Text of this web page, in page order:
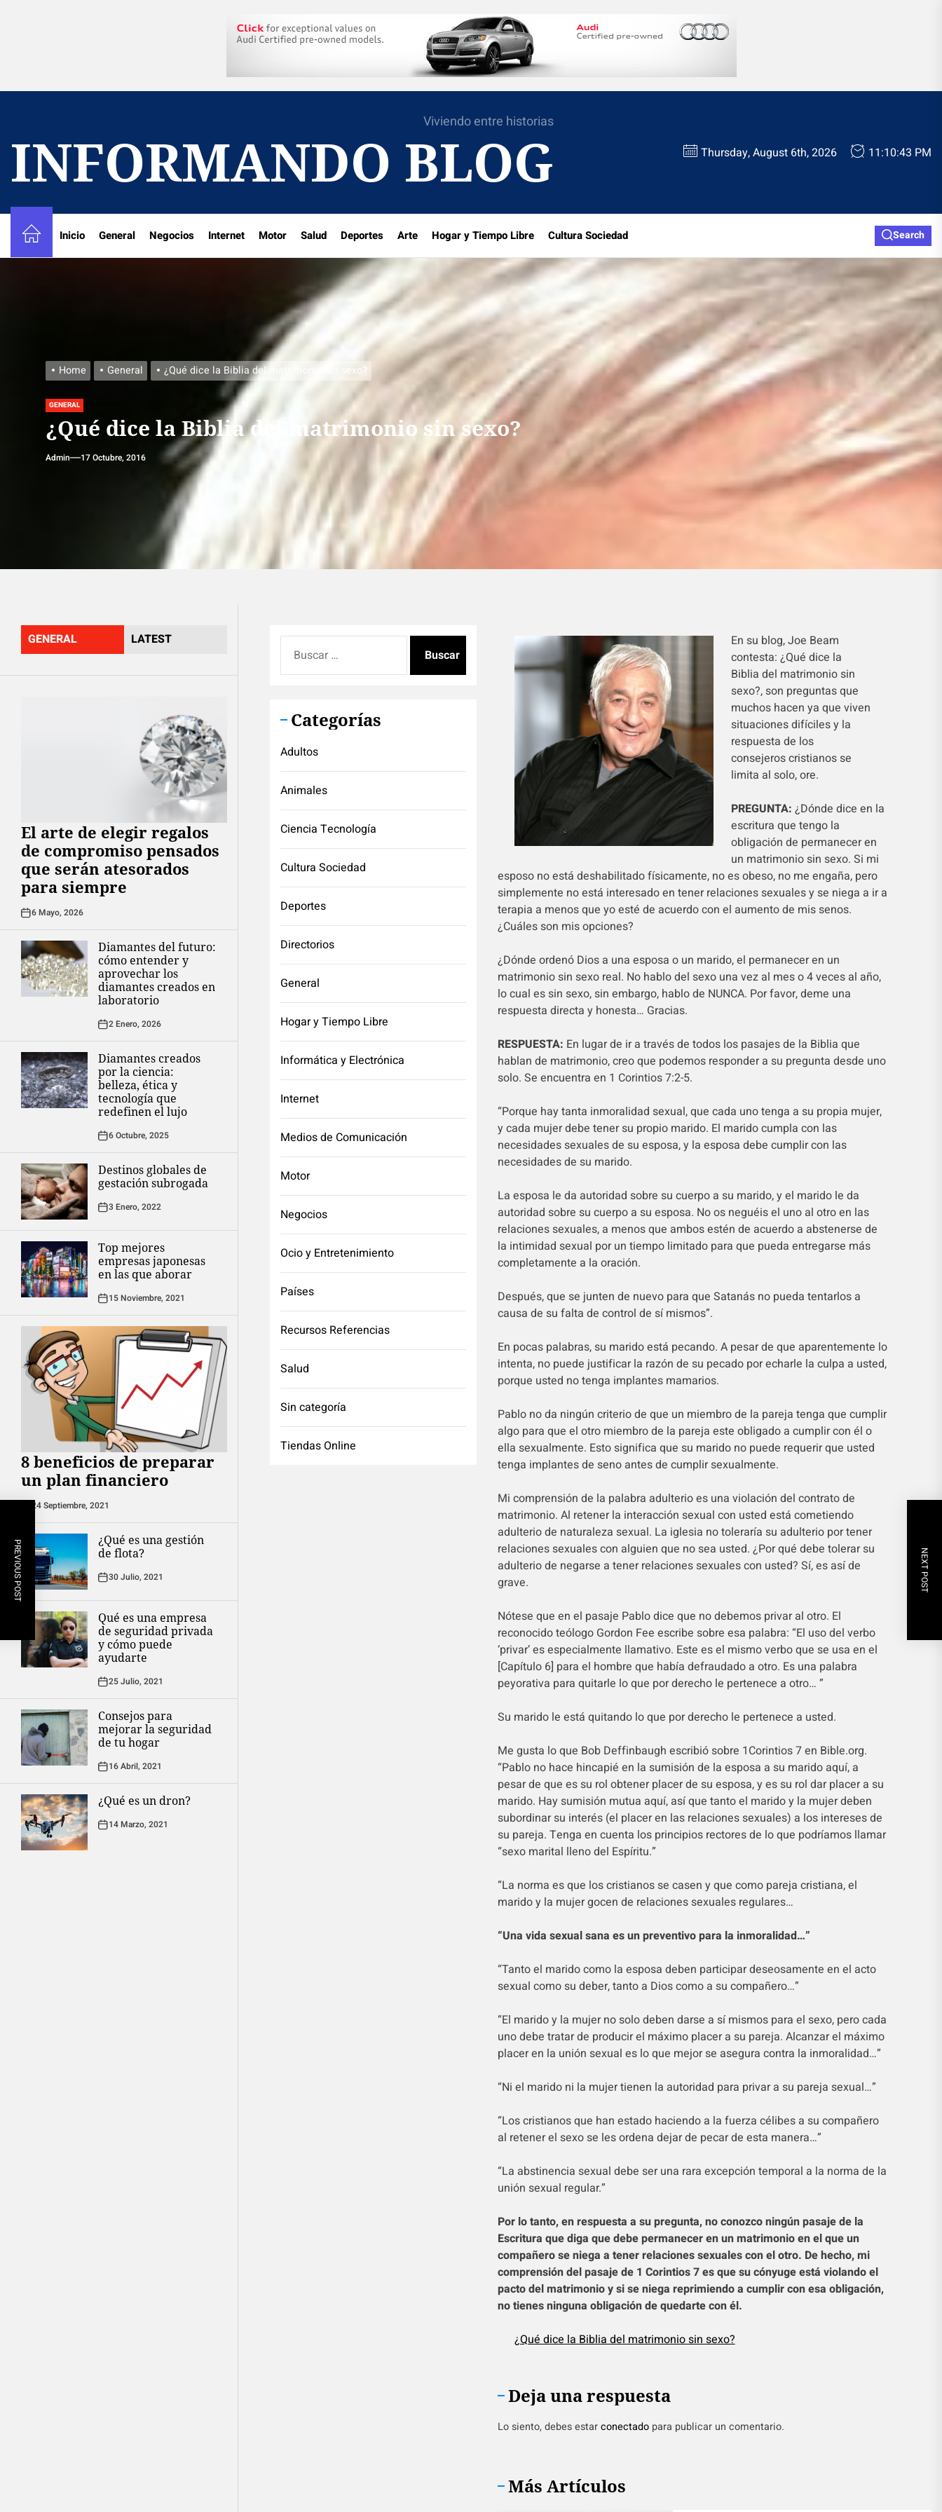
Viviendo entre historias
INFORMANDO BLOG Thursday, August 6th, 2026 11:10:44 PM
Inicio General Negocios Internet Motor Salud Deportes Arte Hogar y Tiempo Libre Cultura Sociedad Search
Home General ¿Qué dice la Biblia del matrimonio sin sexo?
GENERAL
¿Qué dice la Biblia del matrimonio sin sexo?
Admin 17 Octubre, 2016
GENERAL LATEST
El arte de elegir regalos
de compromiso pensados
que serán atesorados
para siempre
6 Mayo, 2026
Diamantes del futuro:
cómo entender y
aprovechar los
diamantes creados en
laboratorio
2 Enero, 2026
Diamantes creados
por la ciencia:
belleza, ética y
tecnología que
redefinen el lujo
6 Octubre, 2025
Destinos globales de
gestación subrogada
3 Enero, 2022
Top mejores
empresas japonesas
en las que aborar
15 Noviembre, 2021
8 beneficios de preparar
un plan financiero
24 Septiembre, 2021
¿Qué es una gestión
de flota?
30 Julio, 2021
Qué es una empresa
de seguridad privada
y cómo puede
ayudarte
25 Julio, 2021
Consejos para
mejorar la seguridad
de tu hogar
16 Abril, 2021
¿Qué es un dron?
14 Marzo, 2021
En su blog, Joe Beam
contesta: ¿Qué dice la
Biblia del matrimonio sin
sexo?, son preguntas que
muchos hacen ya que viven
situaciones difíciles y la
respuesta de los
consejeros cristianos se
limita al solo, ore.
PREGUNTA: ¿Dónde dice en la
escritura que tengo la
obligación de permanecer en
un matrimonio sin sexo. Si mi
esposo no está deshabilitado físicamente, no es obeso, no me engaña, pero
simplemente no está interesado en tener relaciones sexuales y se niega a ir a
terapia a menos que yo esté de acuerdo con el aumento de mis senos.
¿Cuáles son mis opciones?
¿Dónde ordenó Dios a una esposa o un marido, el permanecer en un
matrimonio sin sexo real. No hablo del sexo una vez al mes o 4 veces al año,
lo cual es sin sexo, sin embargo, hablo de NUNCA. Por favor, deme una
respuesta directa y honesta… Gracias.
RESPUESTA: En lugar de ir a través de todos los pasajes de la Biblia que
hablan de matrimonio, creo que podemos responder a su pregunta desde uno
solo. Se encuentra en 1 Corintios 7:2-5.
“Porque hay tanta inmoralidad sexual, que cada uno tenga a su propia mujer,
y cada mujer debe tener su propio marido. El marido cumpla con las
necesidades sexuales de su esposa, y la esposa debe cumplir con las
necesidades de su marido.
La esposa le da autoridad sobre su cuerpo a su marido, y el marido le da
autoridad sobre su cuerpo a su esposa. No os neguéis el uno al otro en las
relaciones sexuales, a menos que ambos estén de acuerdo a abstenerse de
la intimidad sexual por un tiempo limitado para que pueda entregarse más
completamente a la oración.
Después, que se junten de nuevo para que Satanás no pueda tentarlos a
causa de su falta de control de sí mismos”.
En pocas palabras, su marido está pecando. A pesar de que aparentemente lo
intenta, no puede justificar la razón de su pecado por echarle la culpa a usted,
porque usted no tenga implantes mamarios.
Pablo no da ningún criterio de que un miembro de la pareja tenga que cumplir
algo para que el otro miembro de la pareja este obligado a cumplir con él o
ella sexualmente. Esto significa que su marido no puede requerir que usted
tenga implantes de seno antes de cumplir sexualmente.
Mi comprensión de la palabra adulterio es una violación del contrato de
matrimonio. Al retener la interacción sexual con usted está cometiendo
adulterio de naturaleza sexual. La iglesia no toleraría su adulterio por tener
relaciones sexuales con alguien que no sea usted. ¿Por qué debe tolerar su
adulterio de negarse a tener relaciones sexuales con usted? Sí, es así de
grave.
Nótese que en el pasaje Pablo dice que no debemos privar al otro. El
reconocido teólogo Gordon Fee escribe sobre esa palabra: “El uso del verbo
‘privar’ es especialmente llamativo. Este es el mismo verbo que se usa en el
[Capítulo 6] para el hombre que había defraudado a otro. Es una palabra
peyorativa para quitarle lo que por derecho le pertenece a otro… ”
Su marido le está quitando lo que por derecho le pertenece a usted.
Me gusta lo que Bob Deffinbaugh escribió sobre 1Corintios 7 en Bible.org.
“Pablo no hace hincapié en la sumisión de la esposa a su marido aquí, a
pesar de que es su rol obtener placer de su esposa, y es su rol dar placer a su
marido. Hay sumisión mutua aquí, así que tanto el marido y la mujer deben
subordinar su interés (el placer en las relaciones sexuales) a los intereses de
su pareja. Tenga en cuenta los principios rectores de lo que podríamos llamar
“sexo marital lleno del Espíritu.”
“La norma es que los cristianos se casen y que como pareja cristiana, el
marido y la mujer gocen de relaciones sexuales regulares…
“Una vida sexual sana es un preventivo para la inmoralidad…”
“Tanto el marido como la esposa deben participar deseosamente en el acto
sexual como su deber, tanto a Dios como a su compañero…”
“El marido y la mujer no solo deben darse a sí mismos para el sexo, pero cada
uno debe tratar de producir el máximo placer a su pareja. Alcanzar el máximo
placer en la unión sexual es lo que mejor se asegura contra la inmoralidad…”
“Ni el marido ni la mujer tienen la autoridad para privar a su pareja sexual…”
“Los cristianos que han estado haciendo a la fuerza célibes a su compañero
al retener el sexo se les ordena dejar de pecar de esta manera…”
“La abstinencia sexual debe ser una rara excepción temporal a la norma de la
unión sexual regular.”
Por lo tanto, en respuesta a su pregunta, no conozco ningún pasaje de la
Escritura que diga que debe permanecer en un matrimonio en el que un
compañero se niega a tener relaciones sexuales con el otro. De hecho, mi
comprensión del pasaje de 1 Corintios 7 es que su cónyuge está violando el
pacto del matrimonio y si se niega reprimiendo a cumplir con esa obligación,
no tienes ninguna obligación de quedarte con él.
¿Qué dice la Biblia del matrimonio sin sexo?
Deja una respuesta
Lo siento, debes estarconectadopara publicar un comentario.
PREVIOUS POST NEXT POST
Más Artículos
Categorías
Adultos
Animales
Ciencia Tecnología
Cultura Sociedad
Deportes
Directorios
General
Hogar y Tiempo Libre
Informática y Electrónica
Internet
Medios de Comunicación
Motor
Negocios
Ocio y Entretenimiento
Países
Recursos Referencias
Salud
Sin categoría
Tiendas Online